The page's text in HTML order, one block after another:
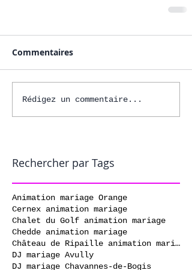
Commentaires
Rédigez un commentaire...
Rechercher par Tags
Animation mariage Orange
Cernex animation mariage
Chalet du Golf animation mariage
Chedde animation mariage
Château de Ripaille animation mariage
DJ mariage Avully
DJ mariage Chavannes-de-Bogis